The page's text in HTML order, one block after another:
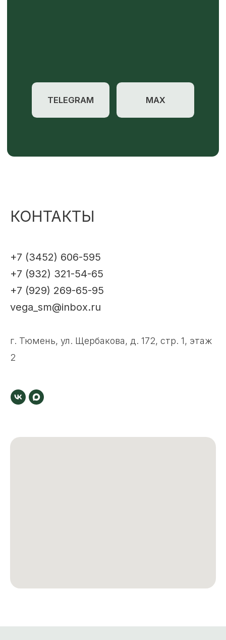
КОНТАКТЫ
+7 (3452) 606-595
+7 (932) 321-54-65
+7 (929) 269-65-95
vega_sm@inbox.ru
г. Тюмень, ул. Щербакова, д. 172, стр. 1, этаж
2